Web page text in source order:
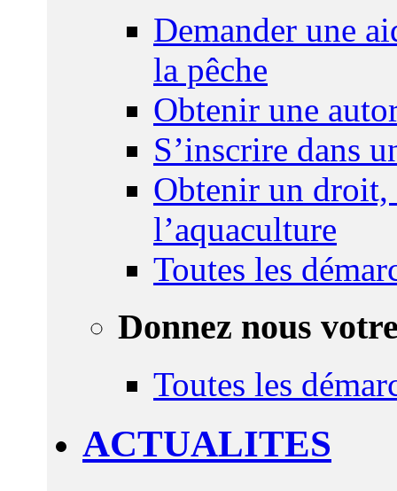
Demander une
la pêche
Obtenir une
S’inscrire dans
Obtenir un droit,
l’aquaculture
Toutes les
Donnez nous
Toutes les
ACTUALITES